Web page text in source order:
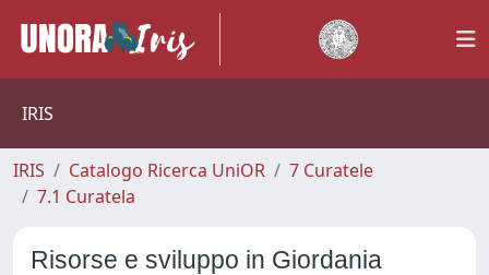
IRIS
IRIS Catalogo Ricerca UniOR
7 Curatele
7.1 Curatela
Risorse e sviluppo in Giordania